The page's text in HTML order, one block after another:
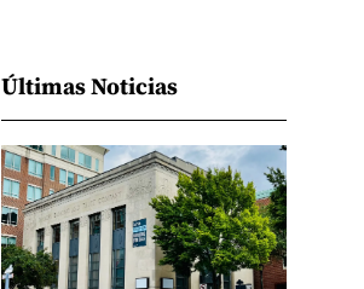
Últimas Noticias